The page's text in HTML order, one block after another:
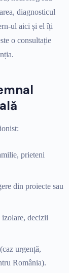
diagnosticul
ul aici și el îți
o consultație
prieteni
din proiecte sau
izolare, decizii
urgență,
România).